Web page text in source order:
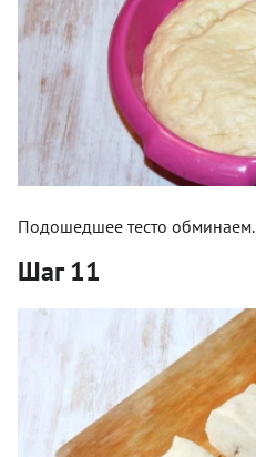
Подошедшее тесто обминаем.
Шаг 11